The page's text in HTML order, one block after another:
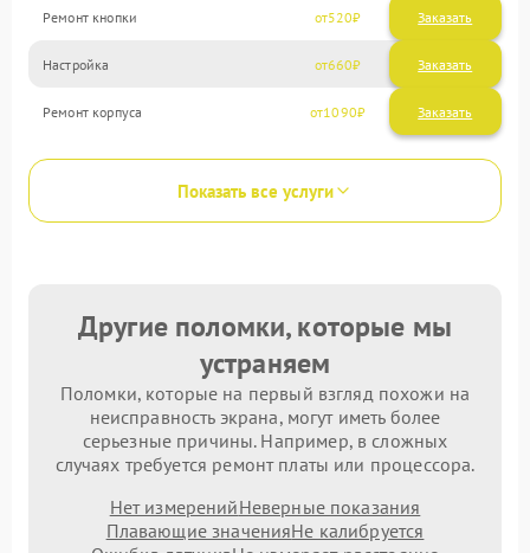
Ремонт кнопки 520
Настройка 660
Ремонт корпуса 1090
Показать все услуги
Другие поломки, которые мы
устраняем
Поломки, которые на первый взгляд похожи на
неисправность экрана, могут иметь более
серьезные причины. Например, в сложных
случаях требуется ремонт платы или процессора.
Нет измеренийНеверные показания
Плавающие значенияНе калибруется